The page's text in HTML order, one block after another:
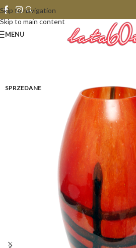
Skip to navigation
Skip to main content
MENU
SPRZEDANE